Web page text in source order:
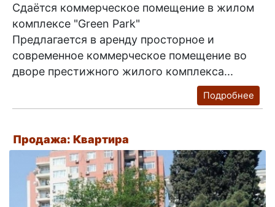
Сдаётся коммерческое помещение в жилом
комплексе "Green Park"
Предлагается в аренду просторное и
современное коммерческое помещение во
дворе престижного жилого комплекса...
Подробнее
Продажа: Квартира